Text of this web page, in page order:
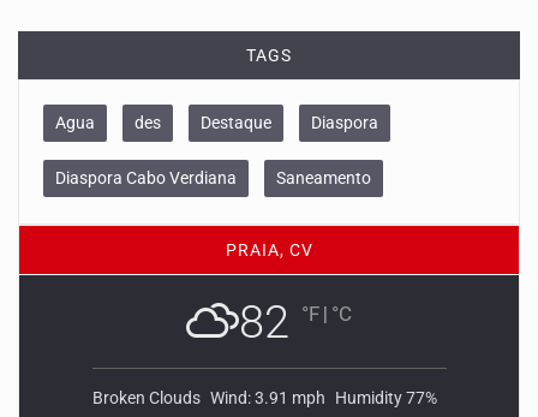
TAGS
Agua des Destaque Diaspora
Diaspora Cabo Verdiana Saneamento
PRAIA, CV
82 °F | °C
Broken Clouds Wind: 3.91 mph Humidity 77%